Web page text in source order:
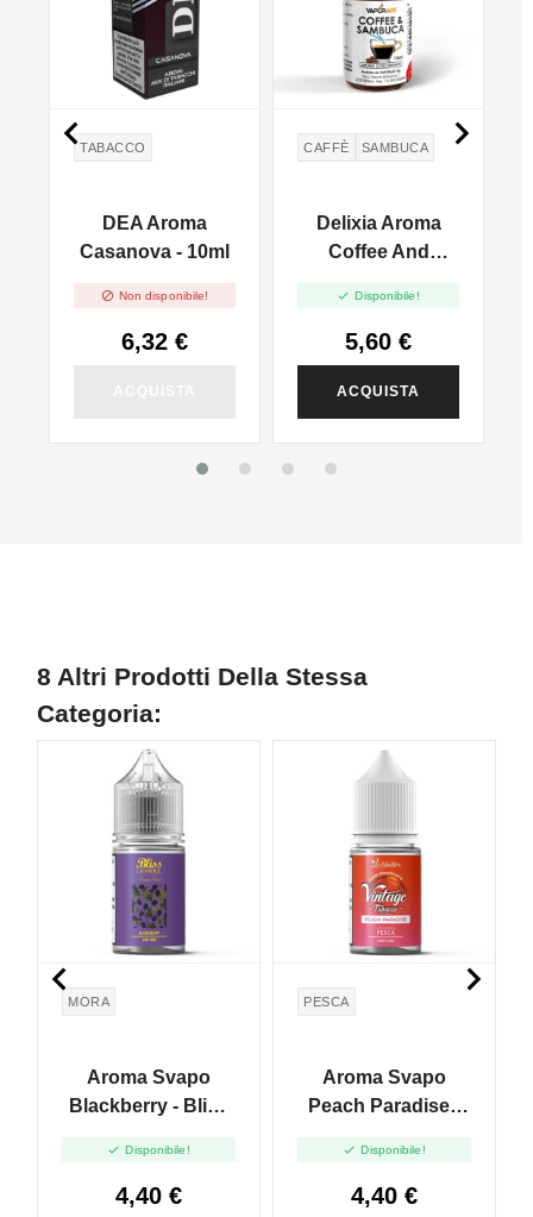
TABACCO
DEA Aroma
Casanova - 10ml
 Non disponibile!
6,32 €
CAFFÈ SAMBUCA
Delixia Aroma
Coffee And
 Disponibile!
5,60 €
ACQUISTA
 
8 Altri Prodotti Della Stessa
Categoria:
MORA
Aroma Svapo
Blackberry - Bliss
10ml
 Disponibile!
4,40 €
PESCA
Aroma Svapo
Peach Paradise -
Mini Shot 10ml
 Disponibile!
4,40 €
 